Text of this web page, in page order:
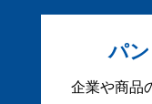
パ
企業や商品